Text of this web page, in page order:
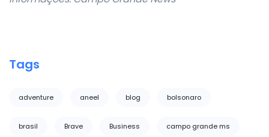
Tags
adventure aneel blog bolsonaro
brasil Brave Business campo grande ms